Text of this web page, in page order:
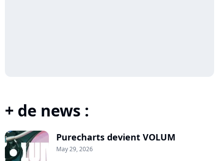
+ de news :
Purecharts devient VOLUM
May 29, 2026